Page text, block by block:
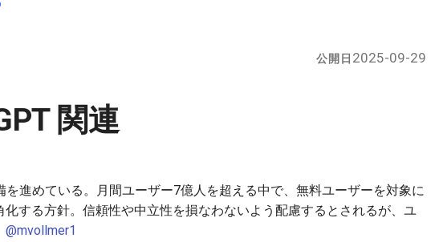
公開日 2025-09-29
関連
を進めている。月間ユーザー7億人を超える中で、無料ユーザーを対象に
する方針。信頼性や中立性を損なわないよう配慮するとされるが、ユ
@mvollmer1